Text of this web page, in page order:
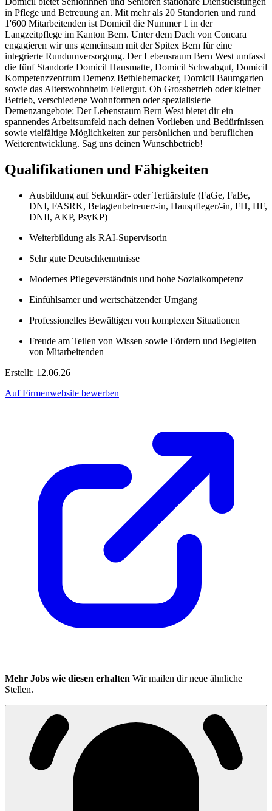
in Pflege und Betreuung an. Mit mehr als 20 Standorten und rund
1'600 Mitarbeitenden ist Domicil die Nummer 1 in der
Langzeitpflege im Kanton Bern. Unter dem Dach von Concara
engagieren wir uns gemeinsam mit der Spitex Bern für eine
integrierte Rundumversorgung. Der Lebensraum Bern West umfasst
die fünf Standorte Domicil Hausmatte, Domicil Schwabgut, Domicil
Kompetenzzentrum Demenz Bethlehemacker, Domicil Baumgarten
sowie das Alterswohnheim Fellergut. Ob Grossbetrieb oder kleiner
Betrieb, verschiedene Wohnformen oder spezialisierte
Demenzangebote: Der Lebensraum Bern West bietet dir ein
spannendes Arbeitsumfeld nach deinen Vorlieben und Bedürfnissen
sowie vielfältige Möglichkeiten zur persönlichen und beruflichen
Weiterentwicklung. Sag uns deinen Wunschbetrieb!
Qualifikationen und Fähigkeiten
Ausbildung auf Sekundär- oder Tertiärstufe (FaGe, FaBe,
DNI, FASRK, Betagtenbetreuer/-in, Hauspfleger/-in, FH, HF,
DNII, AKP, PsyKP)
Weiterbildung als RAI-Supervisorin
Sehr gute Deutschkenntnisse
Modernes Pflegeverständnis und hohe Sozialkompetenz
Einfühlsamer und wertschätzender Umgang
Professionelles Bewältigen von komplexen Situationen
Freude am Teilen von Wissen sowie Fördern und Begleiten
von Mitarbeitenden
Erstellt: 12.06.26
Auf Firmenwebsite bewerben
Mehr Jobs wie diesen erhalten Wir mailen dir neue ähnliche
Stellen.